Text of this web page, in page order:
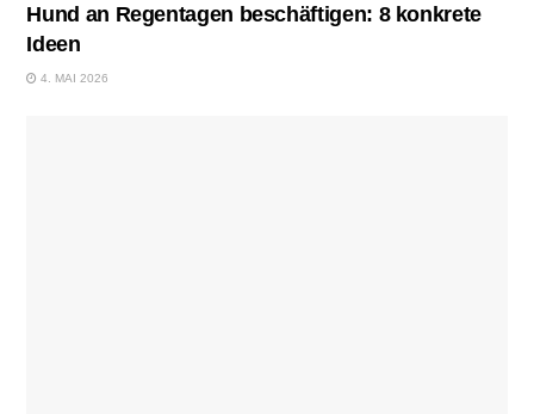
Hund an Regentagen beschäftigen: 8 konkrete
Ideen
4. MAI 2026